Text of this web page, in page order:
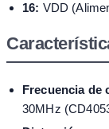
16: VDD
Frecuencia de
30MHz